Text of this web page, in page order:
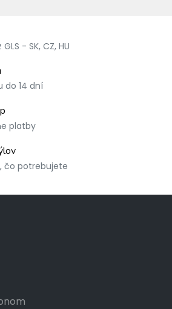
- SK, CZ, HU
do 14 dní
platby
čo potrebujete